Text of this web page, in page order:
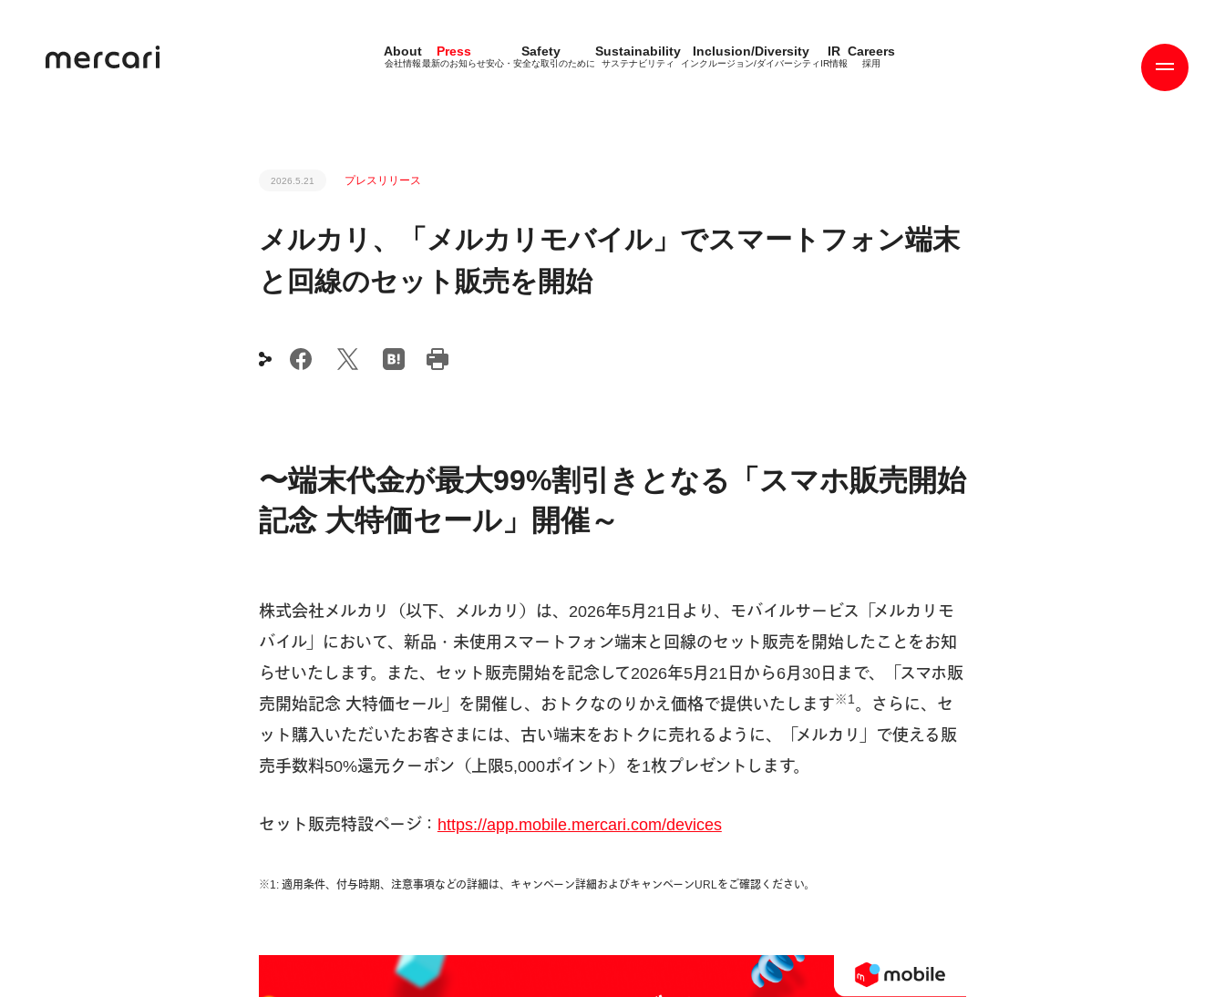
About
会社情報
Press
最新のお知らせ
Safety
安心・安全な取引のために
Sustainability
サステナビリティ
Inclusion/Diversity
インクルージョン/ダイバーシティ
IR
IR情報
Careers
採用
2026.5.21 プレスリリース
メルカリ、「メルカリモバイル」でスマートフォン端末
と回線のセット販売を開始
〜端末代金が最大99%割引きとなる「スマホ販売開始
記念 大特価セール」開催～
株式会社メルカリ（以下、メルカリ）は、2026年5月21日より、モバイルサービス「メルカリモ
バイル」において、新品・未使用スマートフォン端末と回線のセット販売を開始したことをお知
らせいたします。また、セット販売開始を記念して2026年5月21日から6月30日まで、「スマホ販
売開始記念 大特価セール」を開催し、おトクなのりかえ価格で提供いたします ※1。さらに、セ
ット購入いただいたお客さまには、古い端末をおトクに売れるように、「メルカリ」で使える販
売手数料50%還元クーポン（上限5,000ポイント）を1枚プレゼントします。
セット販売特設ページ： https://app.mobile.mercari.com/devices
※1: 適用条件、付与時期、注意事項などの詳細は、キャンペーン詳細およびキャンペーンURLをご確認ください。